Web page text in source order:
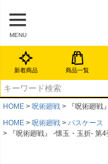
MENU
新着商品 商品一覧
HOME 呪術廻戦
『呪術廻
HOME
呪術廻戦
パスケース
『呪術廻戦』 -懐玉・玉折- 第